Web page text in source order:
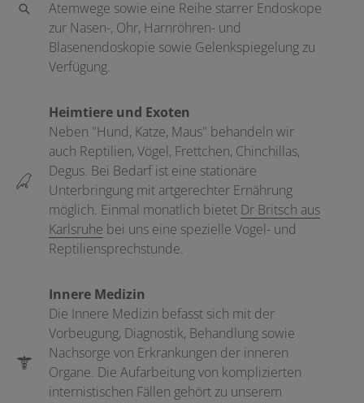
Atemwege sowie eine Reihe starrer Endoskope
zur Nasen-, Ohr, Harnröhren- und
Blasenendoskopie sowie Gelenkspiegelung zu
Verfügung.
Heimtiere und Exoten
Neben "Hund, Katze, Maus" behandeln wir
auch Reptilien, Vögel, Frettchen, Chinchillas,
Degus. Bei Bedarf ist eine stationäre
Unterbringung mit artgerechter Ernährung
möglich. Einmal monatlich bietet Dr Britsch aus
Karlsruhe bei uns eine spezielle Vogel- und
Reptiliensprechstunde.
Innere Medizin
Die Innere Medizin befasst sich mit der
Vorbeugung, Diagnostik, Behandlung sowie
Nachsorge von Erkrankungen der inneren
Organe. Die Aufarbeitung von komplizierten
internistischen Fällen gehört zu unserem